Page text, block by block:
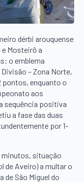
dérbi arouquense
Mosteirô a
o emblema
Divisão – Zona Norte,
pontos, enquanto o
aos
sequência positiva
a fase das duas
por 1-
minutos, situação
de Aveiro) a multar o
de São Miguel do